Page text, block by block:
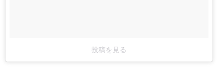
投稿を見る